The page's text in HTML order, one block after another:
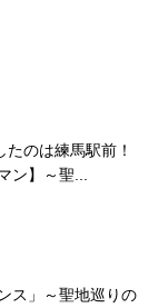
のは練馬駅前！
ン】～聖...
ス」～聖地巡りの